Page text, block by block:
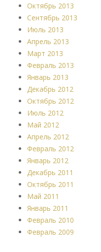
Октябрь 2013
Сентябрь 2013
Июль 2013
Апрель 2013
Март 2013
Февраль 2013
Январь 2013
Декабрь 2012
Октябрь 2012
Июль 2012
Май 2012
Апрель 2012
Февраль 2012
Январь 2012
Декабрь 2011
Октябрь 2011
Май 2011
Январь 2011
Февраль 2010
Февраль 2009